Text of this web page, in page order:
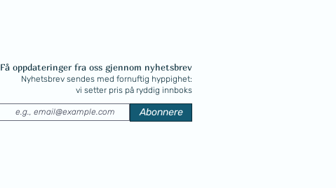
Få oppdateringer fra oss gjennom nyhetsbrev
Nyhetsbrev sendes med fornuftig hyppighet:
vi setter pris på ryddig innboks
Abonnere